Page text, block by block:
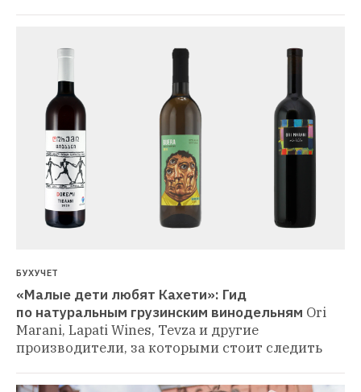
БУХУЧЕТ
«Малые дети любят Кахети»: Гид
по натуральным грузинским винодельням Ori
Marani, Lapati Wines, Tevza и другие
производители, за которыми стоит следить